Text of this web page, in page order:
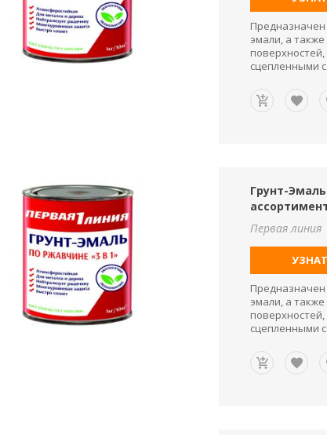
Предназначен
эмали, а
сцепленными
Грунт-
Первая линия
Предназначен
эмали, а
сцепленными